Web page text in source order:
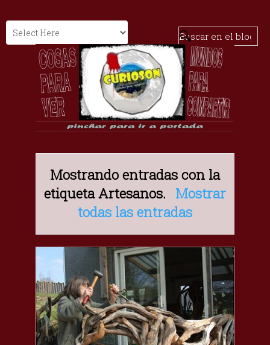
Mostrando entradas con la
etiquetaArtesanos. Mostrar
todas las entradas